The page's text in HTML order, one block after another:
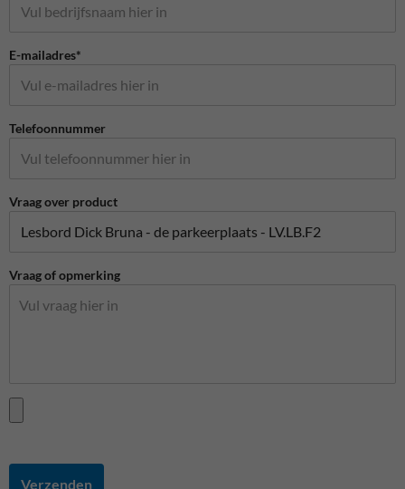
E-mailadres*
Telefoonnummer
Vraag over product
Vraag of opmerking
Verzenden